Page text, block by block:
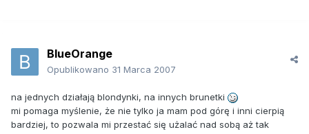
BlueOrange
Opublikowano 31 Marca 2007
na jednych działają blondynki, na innych brunetki
mi pomaga myślenie, że nie tylko ja mam pod górę i inni cierpią
bardziej, to pozwala mi przestać się użalać nad sobą aż tak